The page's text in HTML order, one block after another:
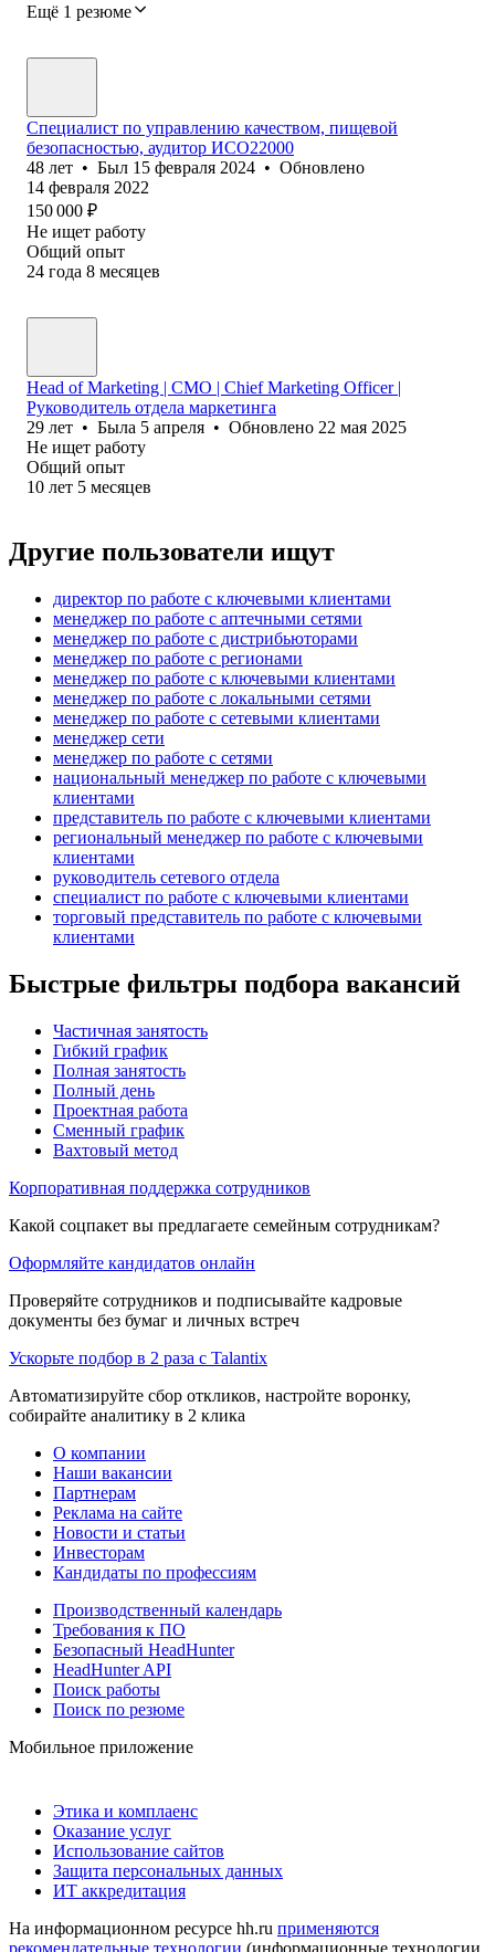
Ещё 1 резюме
Специалист по управлению качеством, пищевой
безопасностью, аудитор ИСО22000
48 лет • Был 15 февраля 2024 • Обновлено
14 февраля 2022
150 000 ₽
Не ищет работу
Общий опыт
24 года 8 месяцев
Head of Marketing | CMO | Chief Marketing Officer |
Руководитель отдела маркетинга
29 лет • Была 5 апреля • Обновлено 22 мая 2025
Не ищет работу
Общий опыт
10 лет 5 месяцев
Другие пользователи ищут
директор по работе с ключевыми клиентами
менеджер по работе с аптечными сетями
менеджер по работе с дистрибьюторами
менеджер по работе с регионами
менеджер по работе с ключевыми клиентами
менеджер по работе с локальными сетями
менеджер по работе с сетевыми клиентами
менеджер сети
менеджер по работе с сетями
национальный менеджер по работе с ключевыми
клиентами
представитель по работе с ключевыми клиентами
региональный менеджер по работе с ключевыми
клиентами
руководитель сетевого отдела
специалист по работе с ключевыми клиентами
торговый представитель по работе с ключевыми
клиентами
Быстрые фильтры подбора вакансий
Частичная занятость
Гибкий график
Полная занятость
Полный день
Проектная работа
Сменный график
Вахтовый метод
Корпоративная поддержка сотрудников
Какой соцпакет вы предлагаете семейным сотрудникам?
Оформляйте кандидатов онлайн
Проверяйте сотрудников и подписывайте кадровые
документы без бумаг и личных встреч
Ускорьте подбор в 2 раза с Talantix
Автоматизируйте сбор откликов, настройте воронку,
собирайте аналитику в 2 клика
О компании
Наши вакансии
Партнерам
Реклама на сайте
Новости и статьи
Инвесторам
Кандидаты по профессиям
Производственный календарь
Требования к ПО
Безопасный HeadHunter
HeadHunter API
Поиск работы
Поиск по резюме
Мобильное приложение
Этика и комплаенс
Оказание услуг
Использование сайтов
Защита персональных данных
ИТ аккредитация
На информационном ресурсе hh.ru применяются
рекомендательные технологии (информационные технологии